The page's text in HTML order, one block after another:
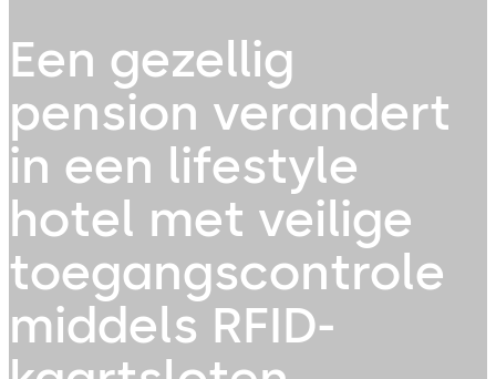
Een gezellig
pension verandert
in een lifestyle
hotel met veilige
toegangscontrole
middels RFID-